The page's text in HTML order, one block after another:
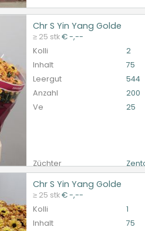
Chr S Yin Yang Golde
≥ 25 stk€ -,--
Kolli
2
Inhalt
75
Leergut
544
Anzahl
200
Ve
25
Züchter
te kunnen kopen.
Chr S Yin Yang Golde
≥ 25 stk€ -,--
Kolli
1
Inhalt
75
te kunnen kopen.